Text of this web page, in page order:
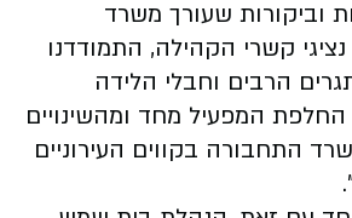
וביקורות שעורך משרד
קשרי הקהילה, התמודדנו
הרבים וחבלי הלידה
החלפת המפעיל מחד ומהשינויים
התחבורה בקווים העירוניים